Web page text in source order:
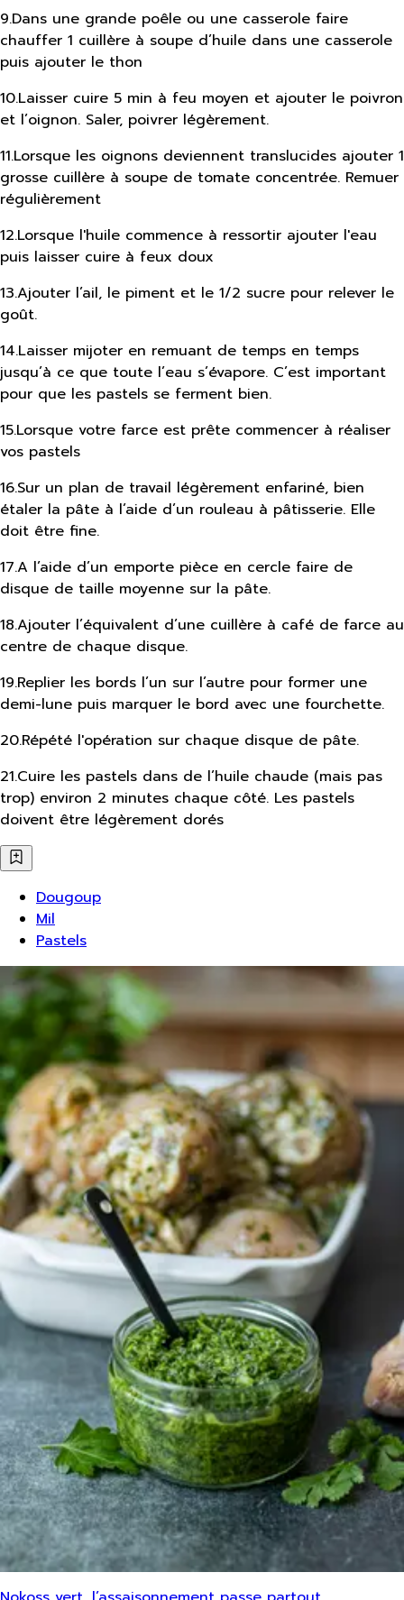
9.Dans une grande poêle ou une casserole faire
chauffer 1 cuillère à soupe d’huile dans une casserole
puis ajouter le thon
10.Laisser cuire 5 min à feu moyen et ajouter le poivron
et l’oignon. Saler, poivrer légèrement.
11.Lorsque les oignons deviennent translucides ajouter 1
grosse cuillère à soupe de tomate concentrée. Remuer
régulièrement
12.Lorsque l'huile commence à ressortir ajouter l'eau
puis laisser cuire à feux doux
13.Ajouter l’ail, le piment et le 1/2 sucre pour relever le
goût.
14.Laisser mijoter en remuant de temps en temps
jusqu’à ce que toute l’eau s’évapore. C’est important
pour que les pastels se ferment bien.
15.Lorsque votre farce est prête commencer à réaliser
vos pastels
16.Sur un plan de travail légèrement enfariné, bien
étaler la pâte à l’aide d’un rouleau à pâtisserie. Elle
doit être fine.
17.A l’aide d’un emporte pièce en cercle faire de
disque de taille moyenne sur la pâte.
18.Ajouter l’équivalent d’une cuillère à café de farce au
centre de chaque disque.
19.Replier les bords l’un sur l’autre pour former une
demi-lune puis marquer le bord avec une fourchette.
20.Répété l'opération sur chaque disque de pâte.
21.Cuire les pastels dans de l’huile chaude (mais pas
trop) environ 2 minutes chaque côté. Les pastels
doivent être légèrement dorés
Dougoup
Mil
Pastels